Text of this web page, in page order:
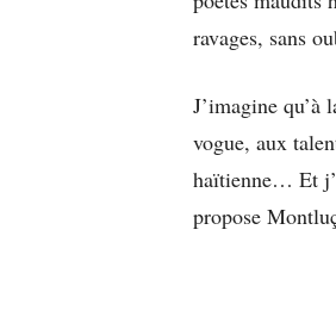
ravages, sans
J’imagine
vogue, aux
haïtienne… Et
propose